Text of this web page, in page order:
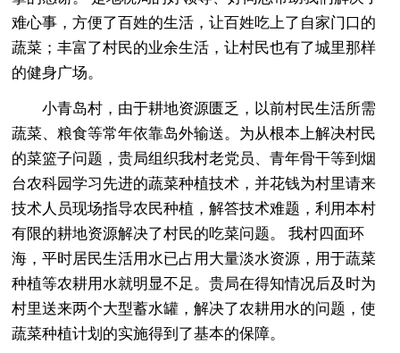
难心事，方便了百姓的生活，让百姓吃上了自家门口的
蔬菜；丰富了村民的业余生活，让村民也有了城里那样
的健身广场。
小青岛村，由于耕地资源匮乏，以前村民生活所需
蔬菜、粮食等常年依靠岛外输送。为从根本上解决村民
的菜篮子问题，贵局组织我村老党员、青年骨干等到烟
台农科园学习先进的蔬菜种植技术，并花钱为村里请来
技术人员现场指导农民种植，解答技术难题，利用本村
有限的耕地资源解决了村民的吃菜问题。 我村四面环
海，平时居民生活用水已占用大量淡水资源，用于蔬菜
种植等农耕用水就明显不足。贵局在得知情况后及时为
村里送来两个大型蓄水罐，解决了农耕用水的问题，使
蔬菜种植计划的实施得到了基本的保障。